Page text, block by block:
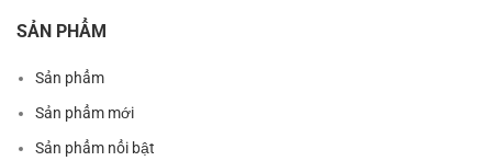
SẢN PHẨM
Sản phẩm
Sản phẩm mới
Sản phẩm nổi bật